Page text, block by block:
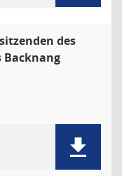
des
Backnang